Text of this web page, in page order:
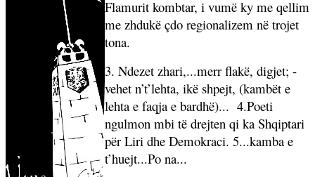
Flamurit kombtar, i vumë ky me qellim
me zhdukë çdo regionalizem në trojet
tona.
3. Ndezet zhari,...merr flakë, digjet; -
vehet n’t’lehta, ikë shpejt, (kambët e
lehta e faqja e bardhë)... 4.Poeti
ngulmon mbi të drejten qi ka Shqiptari
për Liri dhe Demokraci. 5...kamba e
t’huejt...Po na...